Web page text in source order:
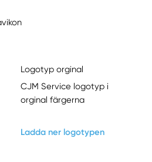
Logotyp orginal
CJM Service logotyp i
orginal färgerna
Ladda ner logotypen